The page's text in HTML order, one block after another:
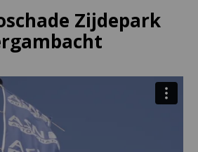
Zijdepark